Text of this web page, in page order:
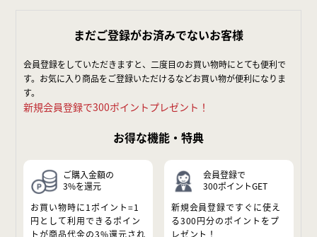
まだご登録がお済みでないお客様
会員登録をしていただきますと、二度目のお買い物時にとても便利で
す。お気に入り商品をご登録いただけるなどお買い物が便利になりま
す。
新規会員登録で300ポイントプレゼント！
お得な機能・特典
ご購入金額の
3%を還元
お買い物時に1ポイント=1
円として利用できるポイン
トが商品代金の3%還元され
会員登録で
300ポイントGET
新規会員登録ですぐに使え
る300円分のポイントをプ
レゼント！